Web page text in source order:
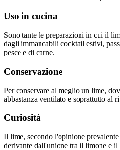
Uso in cucina
Sono tante le preparazioni in cui il
dagli immancabili cocktail estivi,
pesce e di carne.
Conservazione
Per conservare al meglio un lime,
abbastanza ventilato e soprattutto al
Curiosità
Il lime, secondo l'opinione
derivante dall'unione tra il limone e il